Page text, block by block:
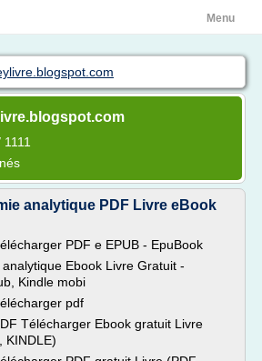
Menu
analytique PDF Livre eBook
PDF e EPUB - EpuBook
Ebook Livre Gratuit -
Kindle mobi
pdf
Télécharger Ebook gratuit Livre
KINDLE)